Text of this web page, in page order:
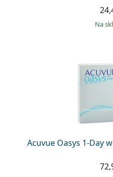
na
Acuvue Oasys 1-Day